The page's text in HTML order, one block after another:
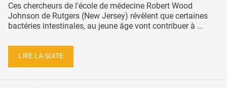
Ces chercheurs de l'école de médecine Robert Wood
Johnson de Rutgers (New Jersey) révèlent que certaines
bactéries intestinales, au jeune âge vont contribuer à ...
LIRE LA SUITE